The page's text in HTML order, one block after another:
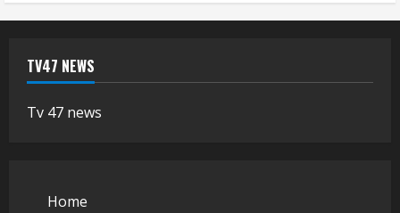
TV47 NEWS
Tv 47 news
Home